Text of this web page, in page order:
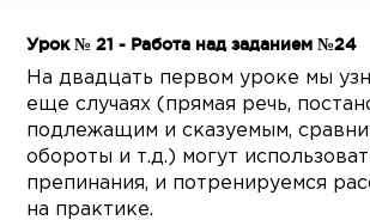
Урок № 21 - Работа над заданием №24
На двадцать первом уроке мы
еще случаях (прямая речь,
подлежащим и сказуемым,
обороты и т.д.) могут
препинания, и потренируемся
на практике.